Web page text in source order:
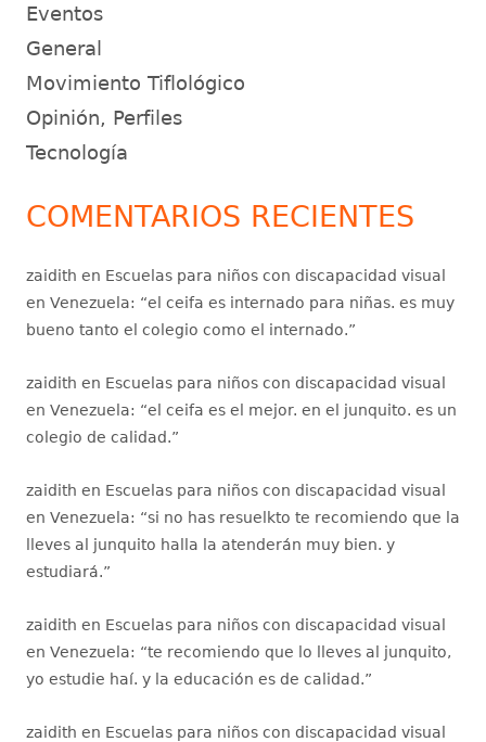
Eventos
General
Movimiento Tiflológico
Opinión, Perfiles
Tecnología
COMENTARIOS RECIENTES
zaidith en Escuelas para niños con discapacidad visual
en Venezuela: “el ceifa es internado para niñas. es muy
bueno tanto el colegio como el internado.”
zaidith en Escuelas para niños con discapacidad visual
en Venezuela: “el ceifa es el mejor. en el junquito. es un
colegio de calidad.”
zaidith en Escuelas para niños con discapacidad visual
en Venezuela: “si no has resuelkto te recomiendo que la
lleves al junquito halla la atenderán muy bien. y
estudiará.”
zaidith en Escuelas para niños con discapacidad visual
en Venezuela: “te recomiendo que lo lleves al junquito,
yo estudie haí. y la educación es de calidad.”
zaidith en Escuelas para niños con discapacidad visual